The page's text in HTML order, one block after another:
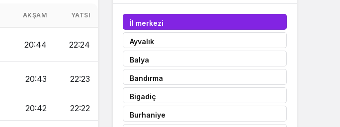
AKŞAM YATSI
20:44 22:24
20:43 22:23
20:42 22:22
İl merkezi
Ayvalık
Balya
Bandırma
Bigadiç
Burhaniye